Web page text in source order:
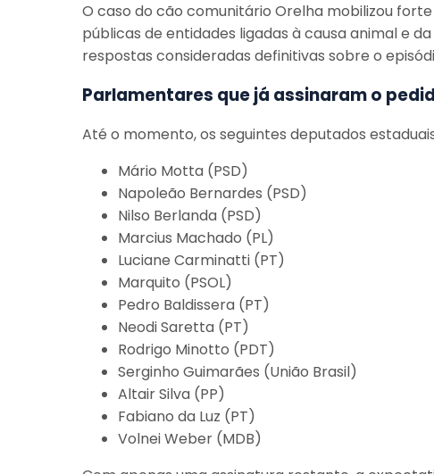
O caso do cão comunitário Orelha mobilizou
públicas de entidades ligadas à causa animal e
respostas consideradas definitivas sobre o
Parlamentares que já assinaram o
Até o momento, os seguintes deputados
Mário Motta (PSD)
Napoleão Bernardes (PSD)
Nilso Berlanda (PSD)
Marcius Machado (PL)
Luciane Carminatti (PT)
Marquito (PSOL)
Pedro Baldissera (PT)
Neodi Saretta (PT)
Rodrigo Minotto (PDT)
Serginho Guimarães (União Brasil)
Altair Silva (PP)
Fabiano da Luz (PT)
Volnei Weber (MDB)